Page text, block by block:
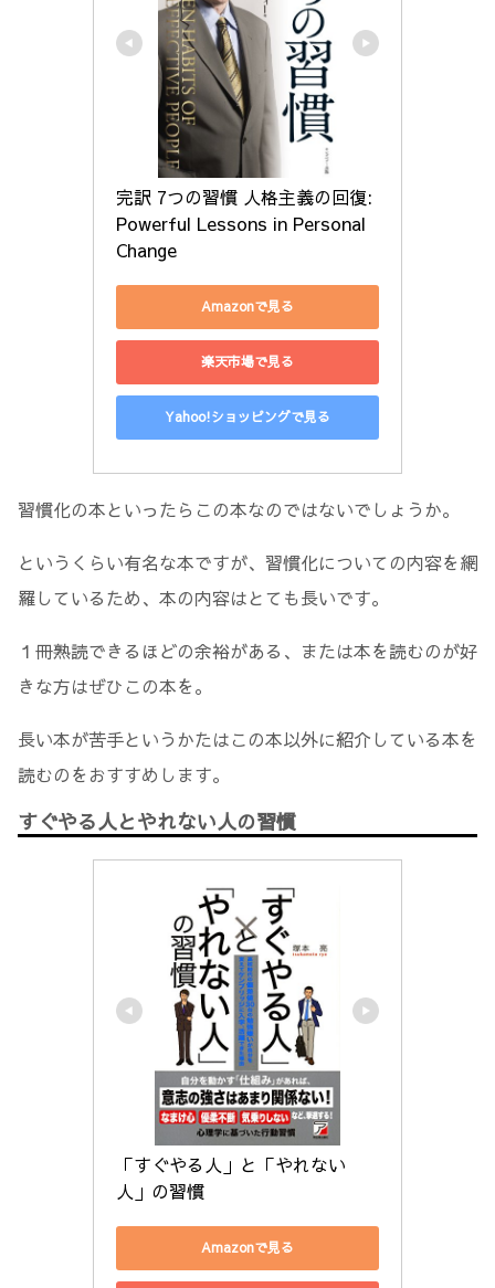
完訳 7つの習慣 人格主義の回復:
Powerful Lessons in Personal
Change
Amazonで見る
楽天市場で見る
Yahoo!ショッピングで見る
習慣化の本といったらこの本なのではないでしょうか。
というくらい有名な本ですが、習慣化についての内容を網
羅しているため、本の内容はとても長いです。
１冊熟読できるほどの余裕がある、または本を読むのが好
きな方はぜひこの本を。
長い本が苦手というかたはこの本以外に紹介している本を
読むのをおすすめします。
すぐやる人とやれない人の習慣
「すぐやる人」と「やれない
人」の習慣
Amazonで見る